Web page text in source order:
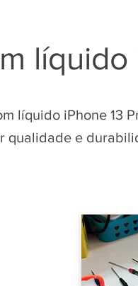
líquido
líquido iPhone 13
qualidade e